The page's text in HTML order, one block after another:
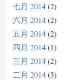
七月 2014 2
六月 2014 2
五月 2014 2
四月 2014 1
三月 2014 2
二月 2014 3